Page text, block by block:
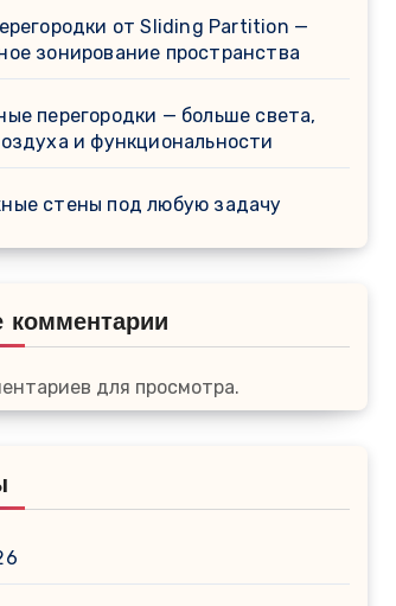
от Sliding Partition —
зонирование пространства
перегородки — больше света,
и функциональности
стены под любую задачу
комментарии
для просмотра.